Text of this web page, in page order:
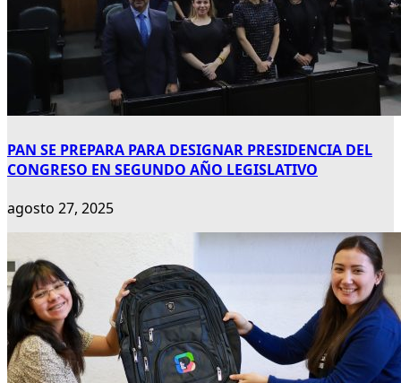
PAN SE PREPARA PARA DESIGNAR PRESIDENCIA DEL
CONGRESO EN SEGUNDO AÑO LEGISLATIVO
agosto 27, 2025